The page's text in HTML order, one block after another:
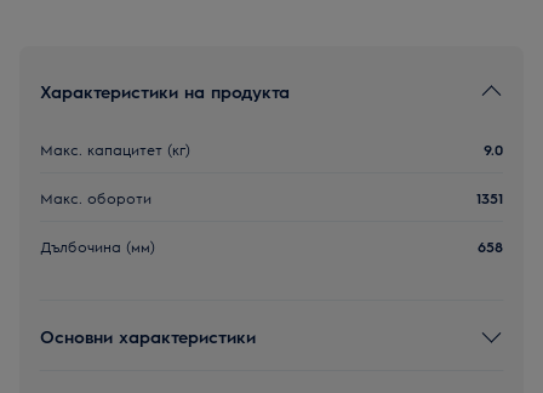
Характеристики на продукта
Макс. капацитет (кг) 9.0
Макс. обороти 1351
Дълбочина (мм) 658
Основни характеристики